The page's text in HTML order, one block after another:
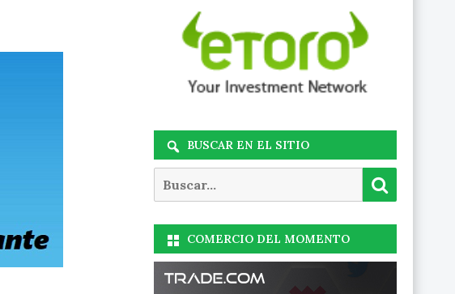
BUSCAR EN EL SITIO
COMERCIO DEL MOMENTO